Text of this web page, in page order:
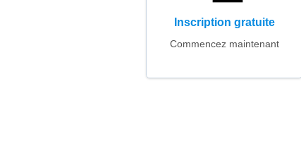
Inscription gratuite
Commencez maintenant